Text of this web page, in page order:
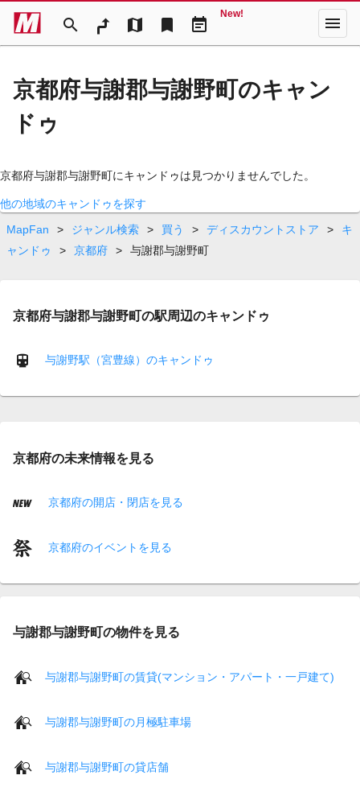
search map bookmark event_note
New! menu
京都府与謝郡与謝野町のキャン
ドゥ
京都府与謝郡与謝野町にキャンドゥは見つかりませんでした。
他の地域のキャンドゥを探す
MapFan
> ジャンル検索 > 買う > ディスカウントストア >
キ
ャンドゥ
> 京都府 > 与謝郡与謝野町
京都府与謝郡与謝野町の駅周辺のキャンドゥ
与謝野駅（宮豊線）のキャンドゥ
京都府の未来情報を見る
京都府の開店・閉店を見る
京都府のイベントを見る
与謝郡与謝野町の物件を見る
与謝郡与謝野町の賃貸(マンション・アパート・一戸建て)
与謝郡与謝野町の月極駐車場
与謝郡与謝野町の貸店舗